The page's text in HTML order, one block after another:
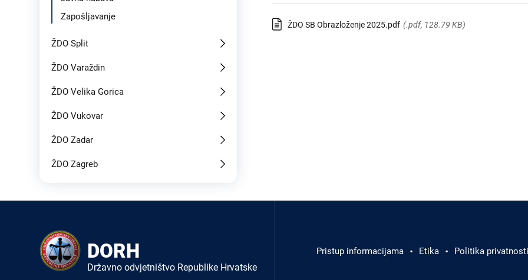
Isplate iz proračuna
ŽDO SB Obrazloženje 2025.pdf (.pdf, 128.79 KB)
Zapošljavanje
ŽDO Split
ŽDO Varaždin
ŽDO Velika Gorica
ŽDO Vukovar
ŽDO Zadar
ŽDO Zagreb
DORH
Državno odvjetništvo Republike Hrvatske
podnožjuPristup informacijama Etika Politika privatnosti